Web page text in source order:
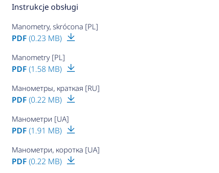
Instrukcje obsługi
Manometry, skrócona [PL]
PDF (0.23 MB)
Manometry [PL]
PDF (1.58 MB)
Манометры, краткая [RU]
PDF (0.22 MB)
Манометри [UA]
PDF (1.91 MB)
Манометри, коротка [UA]
PDF (0.22 MB)